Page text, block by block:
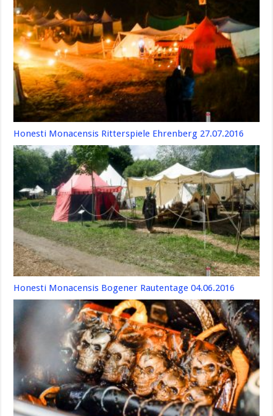
Honesti Monacensis Ritterspiele Ehrenberg 27.07.2016
Honesti Monacensis Bogener Rautentage 04.06.2016